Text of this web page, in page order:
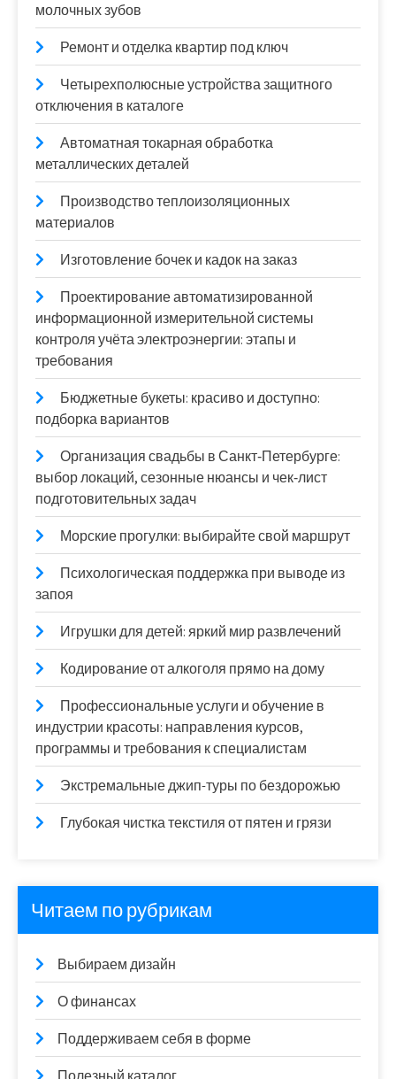
молочных зубов
Ремонт и отделка квартир под ключ
Четырехполюсные устройства защитного
отключения в каталоге
Автоматная токарная обработка
металлических деталей
Производство теплоизоляционных
материалов
Изготовление бочек и кадок на заказ
Проектирование автоматизированной
информационной измерительной системы
контроля учёта электроэнергии: этапы и
требования
Бюджетные букеты: красиво и доступно:
подборка вариантов
Организация свадьбы в Санкт‑Петербурге:
выбор локаций, сезонные нюансы и чек‑лист
подготовительных задач
Морские прогулки: выбирайте свой маршрут
Психологическая поддержка при выводе из
запоя
Игрушки для детей: яркий мир развлечений
Кодирование от алкоголя прямо на дому
Профессиональные услуги и обучение в
индустрии красоты: направления курсов,
программы и требования к специалистам
Экстремальные джип-туры по бездорожью
Глубокая чистка текстиля от пятен и грязи
Читаем по рубрикам
Выбираем дизайн
О финансах
Поддерживаем себя в форме